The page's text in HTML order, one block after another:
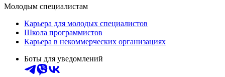
Молодым специалистам
Карьера для молодых специалистов
Школа программистов
Карьера в некоммерческих организациях
Боты для уведомлений